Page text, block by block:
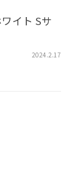
イト Sサ
2024.2.17